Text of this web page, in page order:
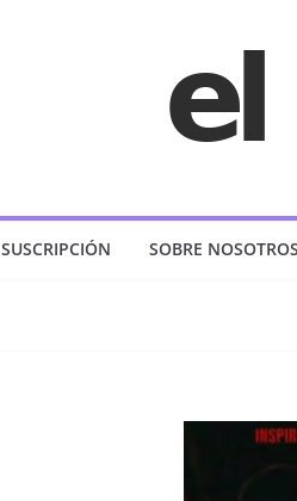
SUSCRIPCIÓN SOBRE NOSOTROS